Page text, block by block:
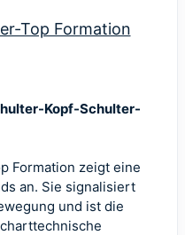
Top Formation
Kopf-Schulter-
Formation zeigt eine
an. Sie signalisiert
und ist die